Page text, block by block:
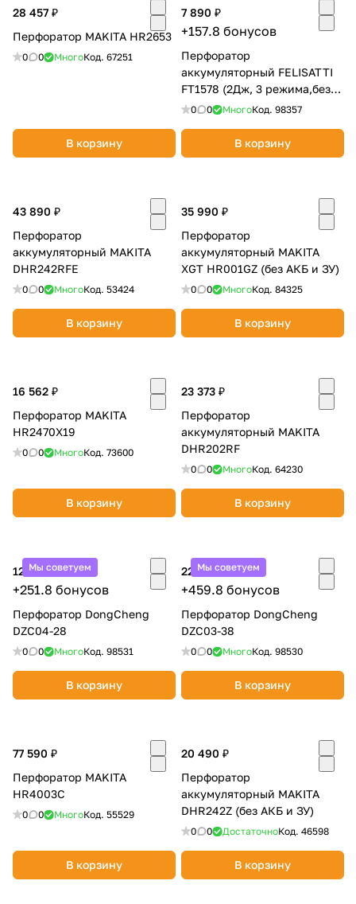
28 457 ₽
Перфоратор MAKITA HR2653
0 0 МногоКод. 67251
В корзину
7 890 ₽
+157.8 бонусов
Перфоратор
аккумуляторный FELISATTI
FT1578 (2Дж, 3 режима,без
АКБ и ЗУ)
0 0 МногоКод. 98357
В корзину
43 890 ₽
Перфоратор
аккумуляторный MAKITA
DHR242RFE
0 0 МногоКод. 53424
В корзину
35 990 ₽
Перфоратор
аккумуляторный MAKITA
XGT HR001GZ (без АКБ и ЗУ)
0 0 МногоКод. 84325
В корзину
16 562 ₽
Перфоратор MAKITA
HR2470X19
0 0 МногоКод. 73600
В корзину
23 373 ₽
Перфоратор
аккумуляторный MAKITA
DHR202RF
0 0 МногоКод. 64230
В корзину
Мы советуем
12 590 ₽
+251.8 бонусов
Перфоратор DongCheng
DZC04-28
0 0 МногоКод. 98531
В корзину
Мы советуем
22 990 ₽
+459.8 бонусов
Перфоратор DongCheng
DZC03-38
0 0 МногоКод. 98530
В корзину
77 590 ₽
Перфоратор MAKITA
HR4003C
0 0 МногоКод. 55529
В корзину
20 490 ₽
Перфоратор
аккумуляторный MAKITA
DHR242Z (без АКБ и ЗУ)
0 0 ДостаточноКод. 46598
В корзину